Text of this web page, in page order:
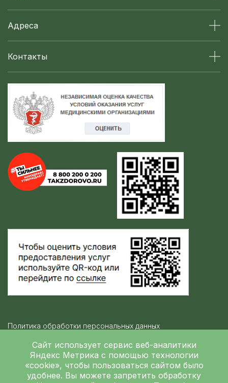
Сайт использует сервис веб-аналитики
Яндекс Метрика с помощью технологии
«cookie», чтобы пользоваться сайтом было
удобнее. Вы можете запретить обработку
Адреса
Контакты
Политика обработки персональных данных
Независимая оценка качества